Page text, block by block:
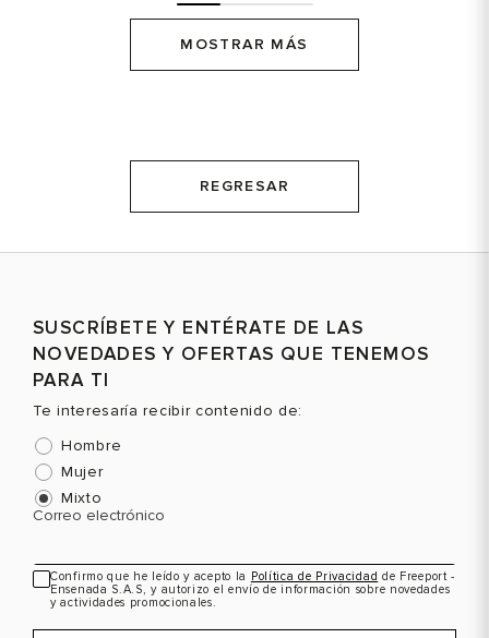
MOSTRAR MÁS
REGRESAR
SUSCRÍBETE Y ENTÉRATE DE LAS
NOVEDADES Y OFERTAS QUE TENEMOS
PARA TI
Te interesaría recibir contenido de:
Hombre
Mujer
Mixto
Correo electrónico
Confirmo que he leído y acepto la Política de Privacidad de Freeport -
Ensenada S.A.S, y autorizo el envío de información sobre novedades
y actividades promocionales.